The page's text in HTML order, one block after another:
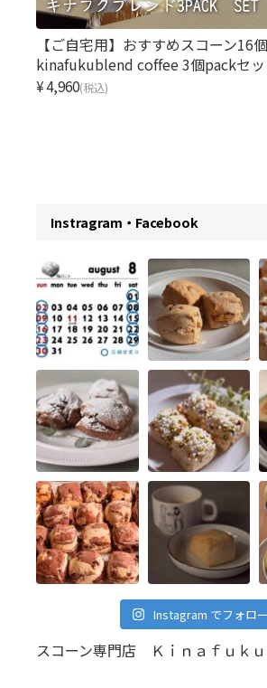
【ご自宅用】おすすめスコーン16
kinafukublend coffee 3個packセ
¥4,960(税込)
Instragram・Facebook
Instagram でフォロー
スコーン専門店 Ｋｉｎａｆｕｋ